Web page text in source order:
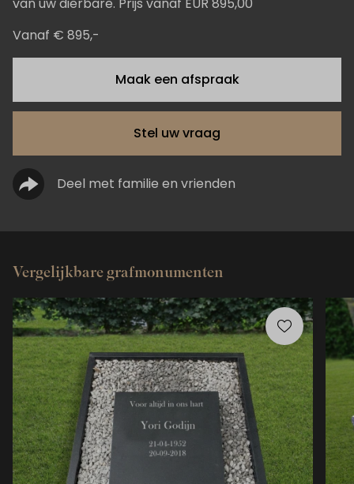
Vanaf € 895,-
Maak een afspraak
Stel uw vraag
Deel met familie en vrienden
Vergelijkbare grafmonumenten